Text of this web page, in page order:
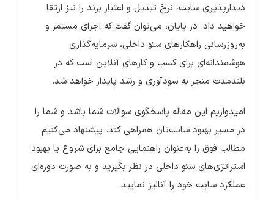
دیدارپذیری سایت، نرخ تبدیل و اعتبار برند را نیز ارتقا
خواهید داد. در پایان، می‌توان گفت که اجرای مستمر و
به‌روزرسانی راهکارهای سئو داخلی، سرمایه‌گذاری
هوشمندانه‌ای برای کسب و کارهای آنلاین است که در
بلندمدت منجر به سودآوری و رشد پایدار خواهد شد.
امیدواریم این مقاله پاسخگوی سوالات شما باشد و شما را
در مسیر بهبود سایت‌تان همراهی کند. پیشنهاد می‌کنیم
مطالب فوق را به‌عنوان راهنمایی جامع برای شروع یا بهبود
استراتژی‌های سئو داخلی در نظر بگیرید و به صورت دوره‌ای
عملکرد سایت خود را آنالیز نمایید.